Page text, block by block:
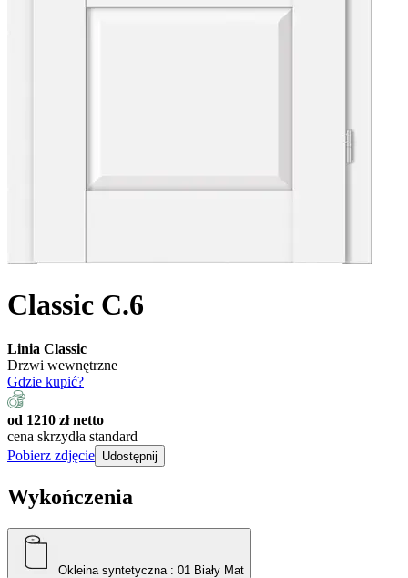
Classic C.6
Linia Classic
Drzwi wewnętrzne
Gdzie kupić?
od 1210 zł netto
cena skrzydła standard
Pobierz zdjęcie Udostępnij
Wykończenia
Okleina syntetyczna : 01 Biały Mat